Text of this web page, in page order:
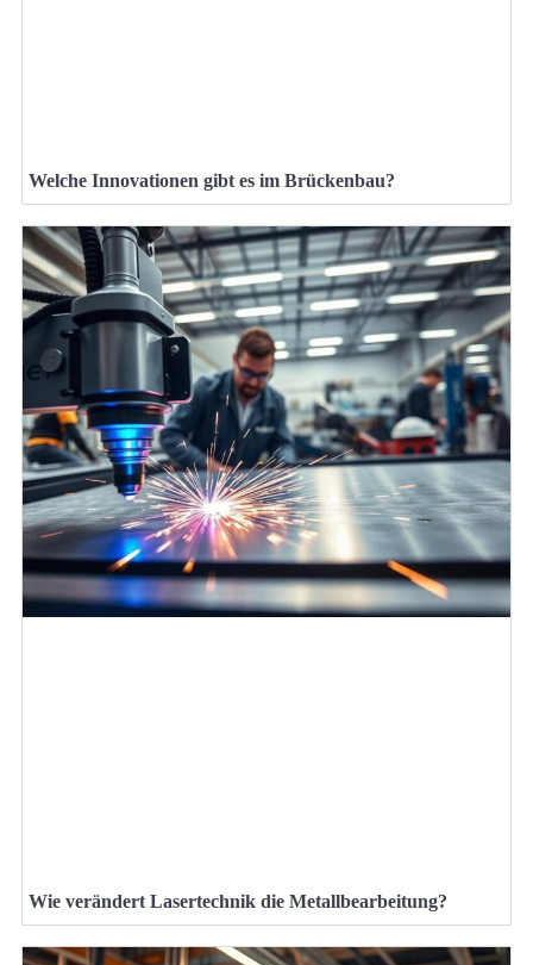
Welche Innovationen gibt es im Brückenbau?
Wie verändert Lasertechnik die Metallbearbeitung?